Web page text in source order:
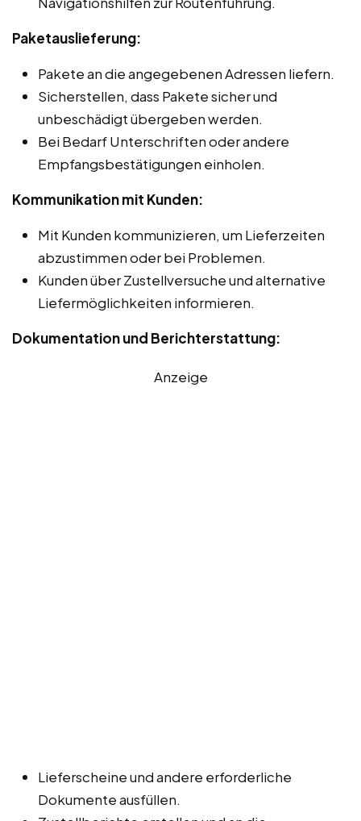
Paketauslieferung:
Pakete an die angegebenen Adressen liefern.
Sicherstellen, dass Pakete sicher und
unbeschädigt übergeben werden.
Bei Bedarf Unterschriften oder andere
Empfangsbestätigungen einholen.
Kommunikation mit Kunden:
Mit Kunden kommunizieren, um Lieferzeiten
abzustimmen oder bei Problemen.
Kunden über Zustellversuche und alternative
Liefermöglichkeiten informieren.
Dokumentation und Berichterstattung:
Anzeige
Lieferscheine und andere erforderliche
Dokumente ausfüllen.